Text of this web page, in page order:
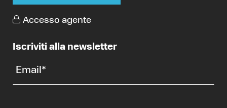
Accesso agente
Iscriviti alla newsletter
Email *